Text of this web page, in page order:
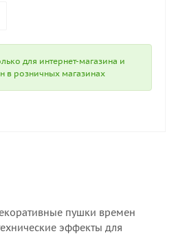
для интернет-магазина и
в розничных магазинах
пушки времен
эффекты для